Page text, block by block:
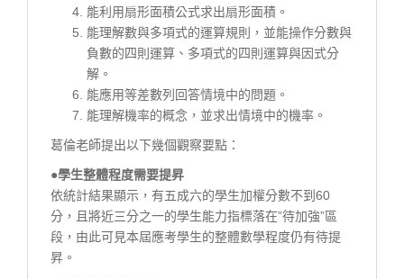
能利用扇形面積公式求出扇形面積。
能理解數與多項式的運算規則，並能操作分數與
負數的四則運算、多項式的四則運算與因式分
解。
能應用等差數列回答情境中的問題。
能理解機率的概念，並求出情境中的機率。
葛倫老師提出以下幾個觀察要點：
●學生整體程度需要提昇
依統計結果顯示，有五成六的學生加權分數不到60
分，且將近三分之一的學生能力指標落在”待加強”區
段，由此可見本屆應考學生的整體數學程度仍有待提
昇。